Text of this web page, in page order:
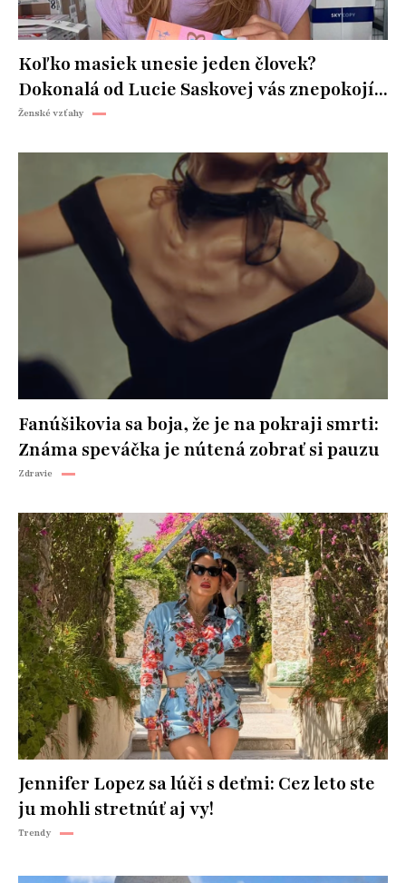
Koľko masiek unesie jeden človek?
Dokonalá od Lucie Saskovej vás znepokojí...
Ženské vzťahy
Fanúšikovia sa boja, že je na pokraji smrti:
Známa speváčka je nútená zobrať si pauzu
Zdravie
Jennifer Lopez sa lúči s deťmi: Cez leto ste
ju mohli stretnúť aj vy!
Trendy